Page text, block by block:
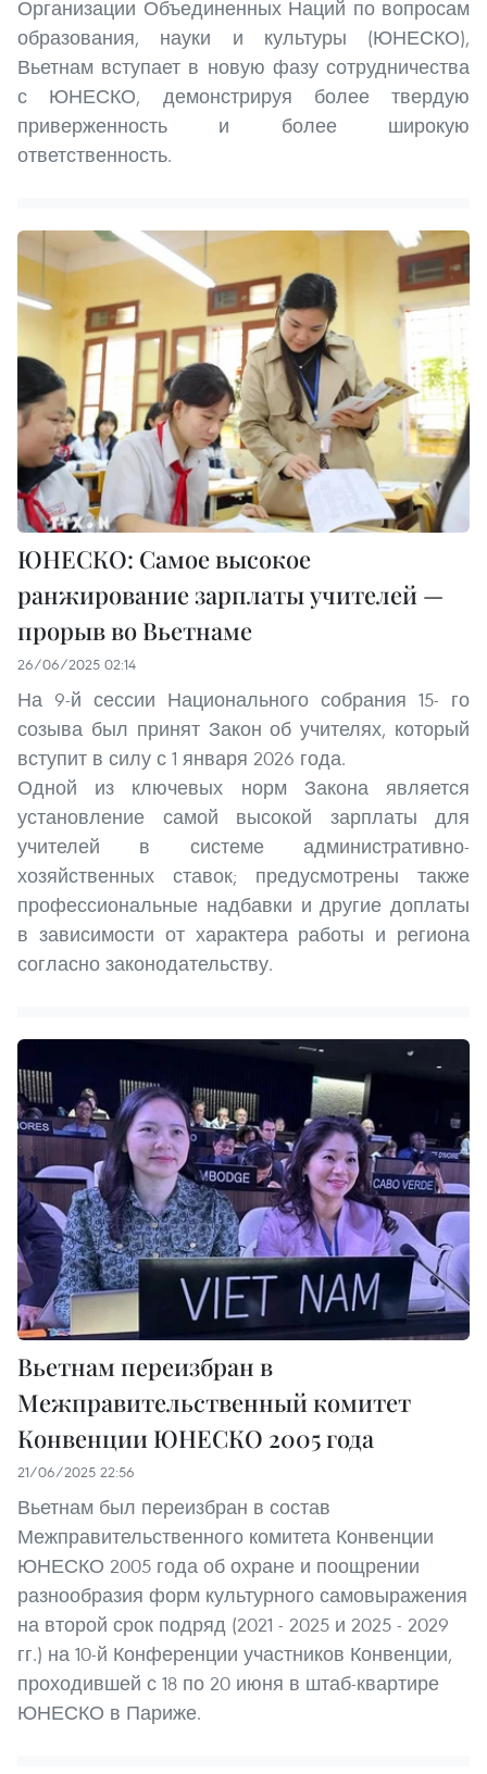
Организации Объединенных Наций по вопросам
образования, науки и культуры (ЮНЕСКО),
Вьетнам вступает в новую фазу сотрудничества
с ЮНЕСКО, демонстрируя более твердую
приверженность и более широкую
ответственность.
ЮНЕСКО: Самое высокое
ранжирование зарплаты учителей —
прорыв во Вьетнаме
26/06/2025 02:14
На 9-й сессии Национального собрания 15- го
созыва был принят Закон об учителях, который
вступит в силу с 1 января 2026 года.
Одной из ключевых норм Закона является
установление самой высокой зарплаты для
учителей в системе административно-
хозяйственных ставок; предусмотрены также
профессиональные надбавки и другие доплаты
в зависимости от характера работы и региона
согласно законодательству.
Вьетнам переизбран в
Межправительственный комитет
Конвенции ЮНЕСКО 2005 года
21/06/2025 22:56
Вьетнам был переизбран в состав
Межправительственного комитета Конвенции
ЮНЕСКО 2005 года об охране и поощрении
разнообразия форм культурного самовыражения
на второй срок подряд (2021 - 2025 и 2025 - 2029
гг.) на 10-й Конференции участников Конвенции,
проходившей с 18 по 20 июня в штаб-квартире
ЮНЕСКО в Париже.